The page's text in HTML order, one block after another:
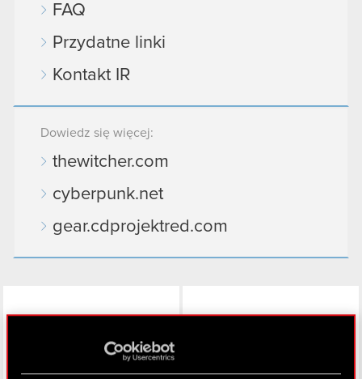
FAQ
Przydatne linki
Kontakt IR
Dowiedz się więcej:
thewitcher.com
cyberpunk.net
gear.cdprojektred.com